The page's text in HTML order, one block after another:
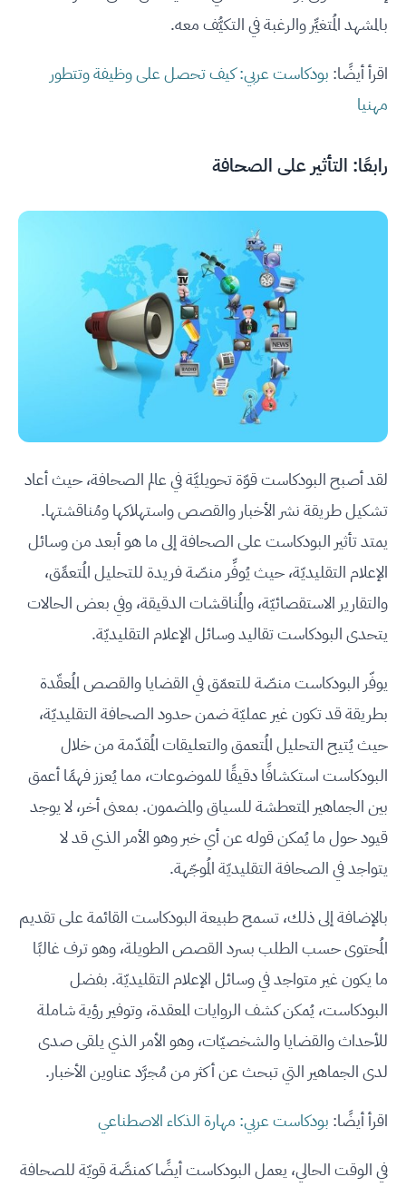
بالمشهد المُتغيِّر والرغبة في التكيُّف معه.
اقرأ أيضًا: بودكاست عربي: كيف تحصل على وظيفة وتتطور
مهنيا
رابعًا: التأثير على الصحافة
لقد أصبح البودكاست قوّة تحويليَّة في عالم الصحافة، حيث أعاد
تشكيل طريقة نشر الأخبار والقصص واستهلاكها ومُناقشتها.
يمتد تأثير البودكاست على الصحافة إلى ما هو أبعد من وسائل
الإعلام التقليديّة، حيث يُوفِّر منصّة فريدة للتحليل المُتعمِّق،
والتقارير الاستقصائيّة، والمُناقشات الدقيقة، وفي بعض الحالات
يتحدى البودكاست تقاليد وسائل الإعلام التقليديّة.
يوفّر البودكاست منصّة للتعمّق في القضايا والقصص المُعقّدة
بطريقة قد تكون غير عمليّة ضمن حدود الصحافة التقليديّة،
حيث يُتيح التحليل المُتعمق والتعليقات المُقدّمة من خلال
البودكاست استكشافًا دقيقًا للموضوعات، مما يُعزز فهمًا أعمق
بين الجماهير المتعطشة للسياق والمضمون. بمعنى أخر، لا يوجد
قيود حول ما يُمكن قوله عن أي خبر وهو الأمر الذي قد لا
يتواجد في الصحافة التقليديّة المُوجّهة.
بالإضافة إلى ذلك، تسمح طبيعة البودكاست القائمة على تقديم
المُحتوى حسب الطلب بسرد القصص الطويلة، وهو ترف غالبًا
ما يكون غير متواجد في وسائل الإعلام التقليديّة. بفضل
البودكاست، يُمكن كشف الروايات المعقدة، وتوفير رؤية شاملة
للأحداث والقضايا والشخصيّات، وهو الأمر الذي يلقى صدى
لدى الجماهير التي تبحث عن أكثر من مُجرَّد عناوين الأخبار.
اقرأ أيضًا: بودكاست عربي: مهارة الذكاء الاصطناعي
في الوقت الحالي، يعمل البودكاست أيضًا كمنصَّة قويّة للصحافة